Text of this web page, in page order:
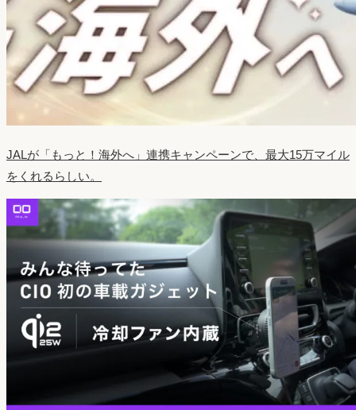
JALが「もっと！海外へ」連携キャンペーンで、最大15万マイル
をくれるらしい。